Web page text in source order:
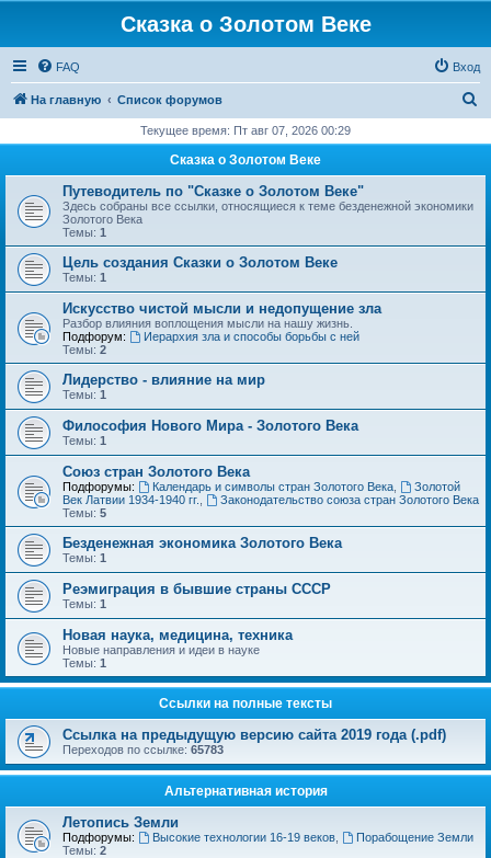
Сказка о Золотом Веке
FAQ Вход
На главную Список форумов
с
Текущее время: Пт авг 07, 2026 00:29
Сказка о Золотом Веке
Путеводитель по "Сказке о Золотом Веке"
Здесь собраны все ссылки, относящиеся к теме безденежной экономики
Золотого Века
Темы: 1
Цель создания Сказки о Золотом Веке
Темы: 1
Искусство чистой мысли и недопущение зла
Разбор влияния воплощения мысли на нашу жизнь.
Подфорум:
Иерархия зла и способы борьбы с ней
Темы: 2
Лидерство - влияние на мир
Темы: 1
Философия Нового Мира - Золотого Века
Темы: 1
Cоюз стран Золотого Века
Подфорумы: Календарь и символы стран Золотого Века,
Золотой
Век Латвии 1934-1940 гг.
Законодательство союза стран Золотого Века
Темы: 5
Безденежная экономика Золотого Века
Темы: 1
Реэмиграция в бывшие страны СССР
Темы: 1
Новая наука, медицина, техника
Новые направления и идеи в науке
Темы: 1
Ссылки на полные тексты
Ссылка на предыдущую версию сайта 2019 года (.pdf)
Переходов по ссылке: 65783
Альтернативная история
Летопись Земли
Подфорумы: Высокие технологии 16-19 веков,
Порабощение Земли
Темы: 2